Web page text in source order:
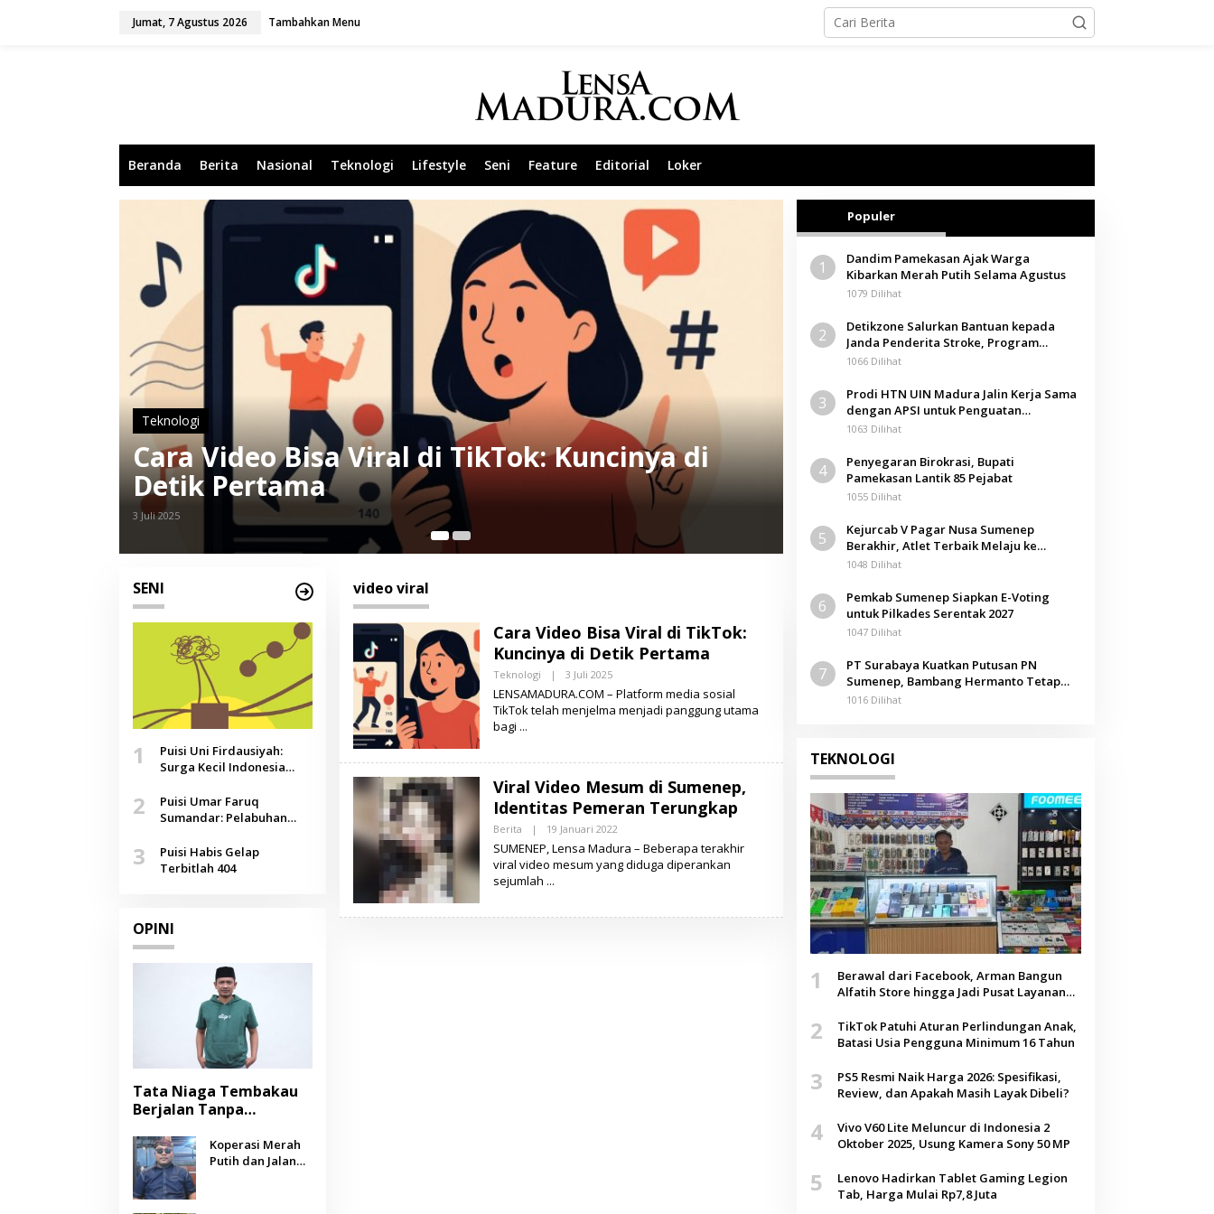
Jumat, 7 Agustus 2026 Tambahkan Menu
Beranda Berita Nasional Teknologi Lifestyle Seni Feature Editorial Loker
Viral Video Mesum di Sumenep, Identitas
Pemeran Terungkap
19 Januari 2022
Teknologi
Cara Video Bisa Viral di
Detik Pertama
SENI
1
Puisi Uni Firdausiyah:
Surga Kecil Indonesia
Doa yang Jauh, Narasi
Agustus
2
Puisi Umar Faruq
Sumandar: Pelabuhan
Selendang Benang Merah
Lombang
3
Puisi Habis Gelap
Terbitlah 404
OPINI
Tata Niaga Tembakau
Berjalan Tanpa
Negara Berpihak
kepada Petani?
Koperasi Merah
Putih dan Jalan
video viral
Cara Video Bisa Viral di TikTok:
Kuncinya di Detik Pertama
Teknologi | 3 Juli 2025O
E
H
S
M
D
U
A
LENSAMADURA.COM – Platform media sosial
TikTok telah menjelma menjadi panggung utama
bagi
Viral Video Mesum di Sumenep,
Identitas Pemeran Terungkap
Berita | 19 Januari 2022
E
H
S
SUMENEP, Lensa Madura – Beberapa terakhir
viral video mesum yang diduga diperankan
sejumlah
Populer
1
Dandim Pamekasan Ajak Warga
Kibarkan Merah Putih Selama Agustus
1079 Dilihat
2
Detikzone Salurkan Bantuan kepada
Janda Penderita Stroke, Program
Berbagi Masuki Hari ke-61
1066 Dilihat
3
Prodi HTN UIN Madura Jalin Kerja Sama
dengan APSI untuk Penguatan
Kompetensi Mahasiswa
1063 Dilihat
4
Penyegaran Birokrasi, Bupati
Pamekasan Lantik 85 Pejabat
1055 Dilihat
5
Kejurcab V Pagar Nusa Sumenep
Berakhir, Atlet Terbaik Melaju ke
Kejurwil Jatim
1048 Dilihat
6
Pemkab Sumenep Siapkan E-Voting
untuk Pilkades Serentak 2027
1047 Dilihat
7
PT Surabaya Kuatkan Putusan PN
Sumenep, Bambang Hermanto Tetap
Dinyatakan Pemilik Sah Tanah di
1016 Dilihat
TEKNOLOGI
1
Berawal dari Facebook, Arman Bangun
Alfatih Store hingga Jadi Pusat Layanan
2
TikTok Patuhi Aturan Perlindungan Anak,
Batasi Usia Pengguna Minimum 16 Tahun
3
PS5 Resmi Naik Harga 2026: Spesifikasi,
Review, dan Apakah Masih Layak Dibeli?
4
Vivo V60 Lite Meluncur di Indonesia 2
Oktober 2025, Usung Kamera Sony 50 MP
5
Lenovo Hadirkan Tablet Gaming Legion
Tab, Harga Mulai Rp7,8 Juta